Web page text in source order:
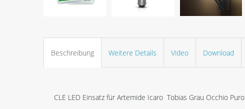
Beschreibung Weitere Details Video Download
CLE LED Einsatz für Artemide Icaro Tobias Grau Occhio Puro